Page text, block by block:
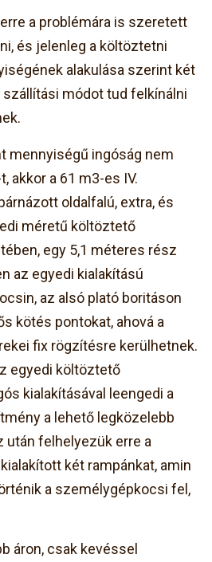
a problémára is szeretett
és jelenleg a költöztetni
alakulása szerint két
módot tud felkínálni
mennyiségű ingóság nem
akkor a 61 m3-es IV.
oldalfalú, extra, és
méretű költöztető
egy 5,1 méteres rész
az egyedi kialakítású
az alsó plató boritáson
kötés pontokat, ahová a
fix rögzítésre kerülhetnek.
egyedi költöztető
kialakításával leengedi a
a lehető legközelebb
után felhelyezük erre a
két rampánkat, amin
a személygépkocsi fel,
áron, csak kevéssel